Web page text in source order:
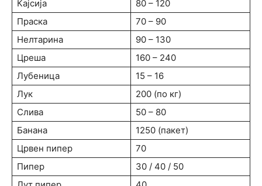
Кајсија
80 – 120
Праска
70 – 90
Нелтарина
90 – 130
Цреша
160 – 240
Лубеница
15 – 16
Лук
200 (по кг)
Слива
50 – 80
Банана
1250 (пакет)
Црвен пипер
70
Пипер
30 / 40 / 50